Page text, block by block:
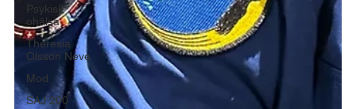
Psykisk
ohälsa
Theresia
Olsson Neve
Mod
SAJ 200